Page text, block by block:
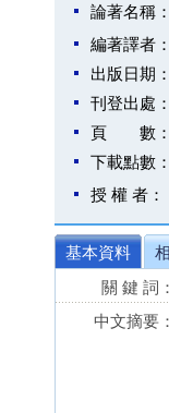
論著名稱：
編著譯者：
出版日期：
刊登出處：
頁 數：
下載點數：
授 權 者：
基本資料
關 鍵 詞：
中文摘要：